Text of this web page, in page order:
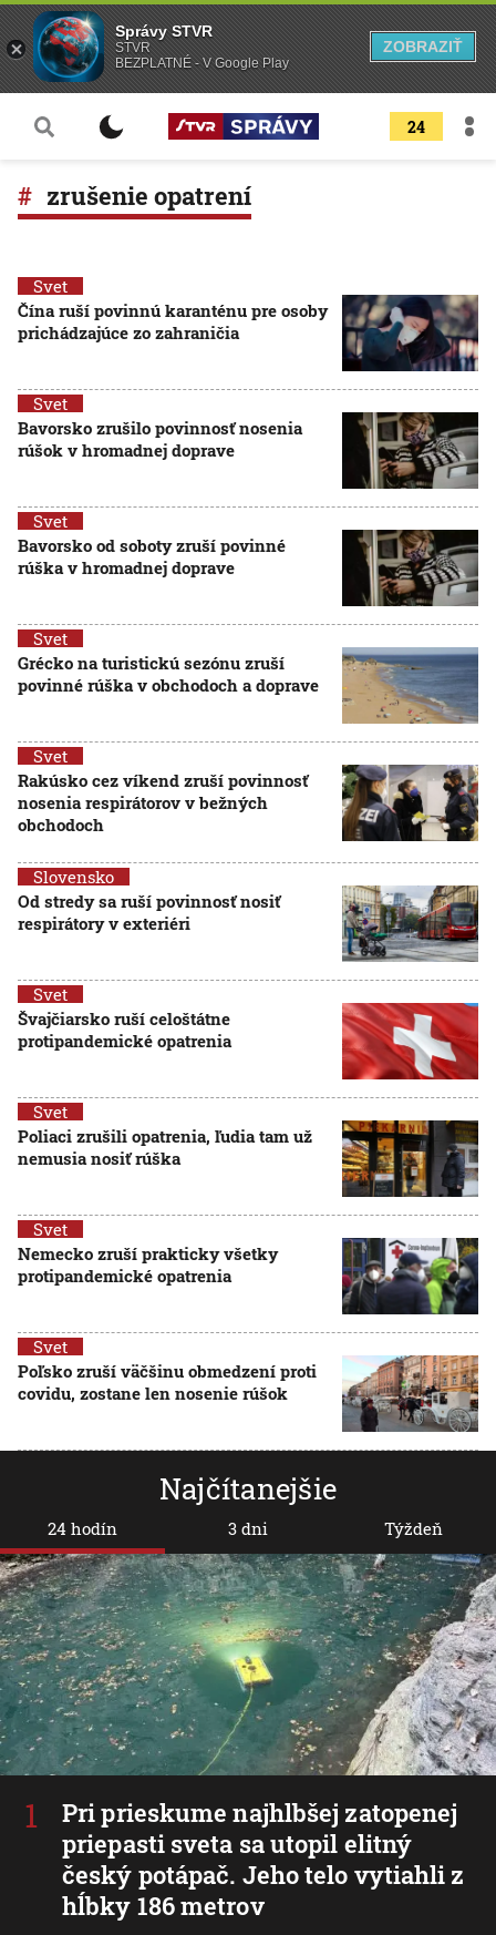
24
zrušenie opatrení
Svet
Čína ruší povinnú karanténu pre osoby
prichádzajúce zo zahraničia
Svet
Bavorsko zrušilo povinnosť nosenia
rúšok v hromadnej doprave
Svet
Bavorsko od soboty zruší povinné
rúška v hromadnej doprave
Svet
Grécko na turistickú sezónu zruší
povinné rúška v obchodoch a doprave
Svet
Rakúsko cez víkend zruší povinnosť
nosenia respirátorov v bežných
obchodoch
Slovensko
Od stredy sa ruší povinnosť nosiť
respirátory v exteriéri
Svet
Švajčiarsko ruší celoštátne
protipandemické opatrenia
Svet
Poliaci zrušili opatrenia, ľudia tam už
nemusia nosiť rúška
Svet
Nemecko zruší prakticky všetky
protipandemické opatrenia
Svet
Poľsko zruší väčšinu obmedzení proti
covidu, zostane len nosenie rúšok
Najčítanejšie
24 hodín
Pri prieskume najhlbšej zatopenej
priepasti sveta sa utopil elitný
český potápač. Jeho telo vytiahli z
hĺbky 186 metrov
3 dni Týždeň
Správy STVR
STVR
BEZPLATNÉ - V Google Play
ZOBRAZIŤ